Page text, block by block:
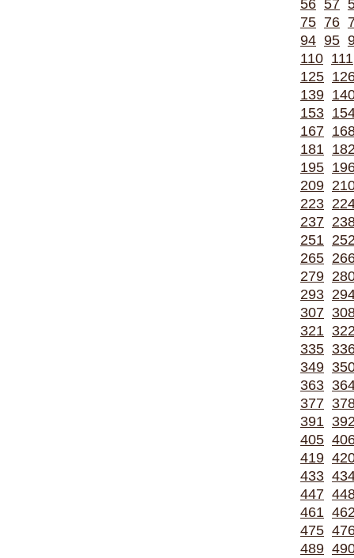
56 57
75 76
94 95
110 111
125
139
153
167
181
195
209
223
237
251
265
279
293
307
321
335
349
363
377
391
405
419
433
447
461
475
489